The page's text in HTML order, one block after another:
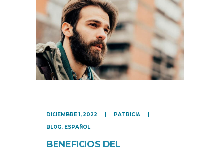
DICIEMBRE 1, 2022
PATRICIA
BLOG, ESPAÑOL
BENEFICIOS DEL